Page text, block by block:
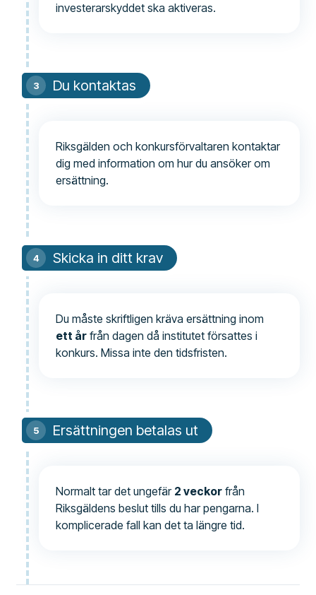
investerarskyddet ska aktiveras.
Du kontaktas
Riksgälden och konkursförvaltaren kontaktar
dig med information om hur du ansöker om
ersättning.
Skicka in ditt krav
Du måste skriftligen kräva ersättning inom
ett år från dagen då institutet försattes i
konkurs. Missa inte den tidsfristen.
Ersättningen betalas ut
Normalt tar det ungefär 2 veckor från
Riksgäldens beslut tills du har pengarna. I
komplicerade fall kan det ta längre tid.